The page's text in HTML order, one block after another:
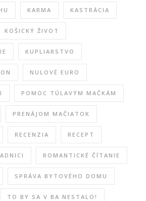
KARMA KASTRÁCIA
KOŠICKÝ ŽIVOT
KUPLIARSTVO
NULOVÉ EURO
POMOC TÚLAVÝM MAČKÁM
PRENÁJOM MAČIATOK
RECENZIA RECEPT
ROMANTICKÉ ČÍTANIE
SPRÁVA BYTOVÉHO DOMU
TO BY SA V BA NESTALO!